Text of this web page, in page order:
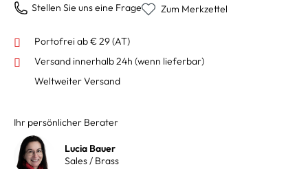
Stellen Sie uns eine Frage Zum Merkzettel
Portofrei ab € 29 (AT)
Versand innerhalb 24h (wenn lieferbar)
Weltweiter Versand
Ihr persönlicher Berater
Lucia Bauer
Sales / Brass